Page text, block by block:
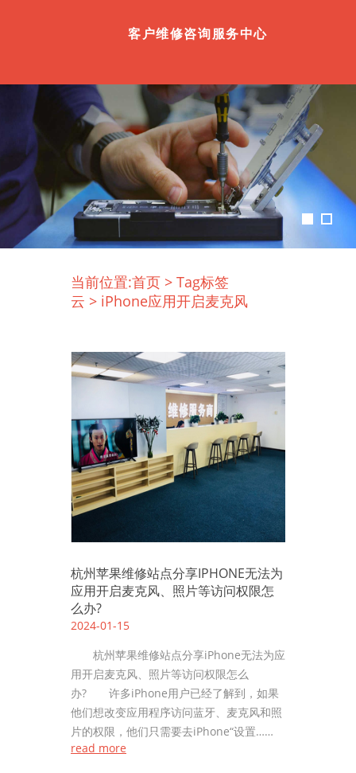
客户维修咨询服务中心
当前位置:首页 > Tag标签
云 > iPhone应用开启麦克风
杭州苹果维修站点分享IPHONE无法为
应用开启麦克风、照片等访问权限怎
么办?
2024-01-15
杭州苹果维修站点分享iPhone无法为应
用开启麦克风、照片等访问权限怎么
办? 许多iPhone用户已经了解到，如果
他们想改变应用程序访问蓝牙、麦克风和照
片的权限，他们只需要去iPhone“设置……
read more